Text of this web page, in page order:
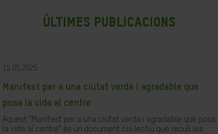
últimes publicacions
15.05.2025
Manifest per a una ciutat verda i agradable que
posa la vida al centre
Aquest “Manifest per a una ciutat verda i agradable que posa
la vida al centre” és un document col·lectiu que recull les